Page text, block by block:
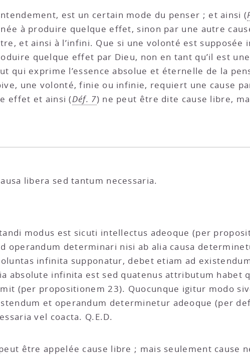
est un certain mode du penser ; et ainsi (
à produire quelque effet, sinon par une autre
et ainsi à l’infini. Que si une volonté est
quelque effet par Dieu, non en tant qu’il est
qui exprime l’essence absolue et éternelle de la
une volonté, finie ou infinie, requiert une cause
effet et ainsi (Déf. 7) ne peut être dite cause libre,
libera sed tantum necessaria.
modus est sicuti intellectus adeoque (per
operandum determinari nisi ab alia causa
infinita supponatur, debet etiam ad
absolute infinita est sed quatenus attributum
(per propositionem 23). Quocunque igitur modo
et operandum determinetur adeoque (per
vel coacta. Q.E.D.
être appelée cause libre ; mais seulement cause